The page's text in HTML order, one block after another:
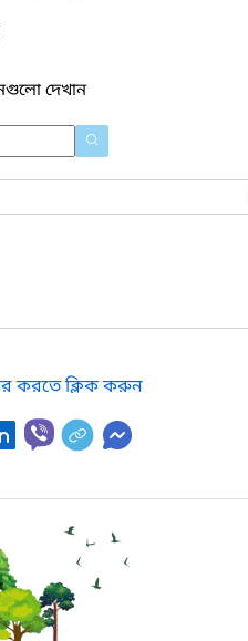
দেখান
করতে ক্লিক করুন